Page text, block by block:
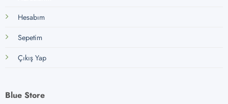
Hesabım
Sepetim
Çıkış Yap
Blue Store